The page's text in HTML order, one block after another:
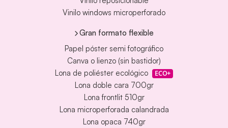
Vinilo windows microperforado
Gran formato flexible
Papel póster semi fotográfico
Canva o lienzo (sin bastidor)
Lona de poliéster ecológico
ECO+
Lona doble cara 700gr
Lona frontlit 510gr
Lona microperforada calandrada
Lona opaca 740gr